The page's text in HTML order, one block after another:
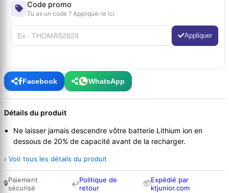
Code promo
Tu as un code ? Applique-le ici
Appliquer
Facebook WhatsApp
Détails du produit
Ne laisser jamais descendre vôtre batterie Lithium ion en
dessous de 20% de capacité avant de la recharger.
› Voir tous les détails du produit
🔒Paiement
sécurisé
↩Politique de
retour
📦Expédié par
ktjunior.com